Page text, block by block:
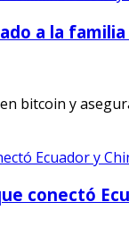
a la
bitcoin y
conectó